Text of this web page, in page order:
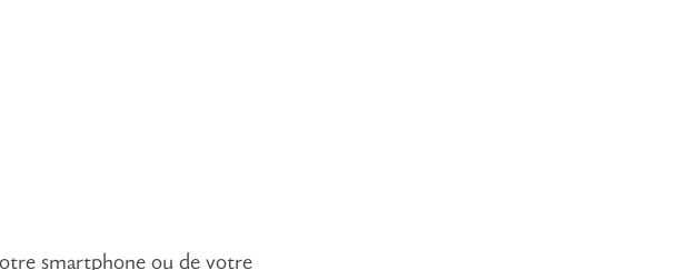
smartphone ou de votre